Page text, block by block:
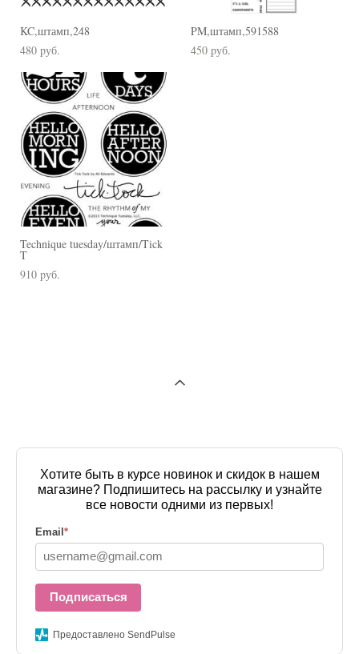
KC,штамп,248
480 pуб.
PM,штамп,591588
450 pуб.
Technique tuesday/штамп/Tick
T
910 pуб.
Хотите быть в курсе новинок и скидок в нашем
магазине? Подпишитесь на рассылку и узнайте
все новости одними из первых!
Email*
Подписаться
Предоставлено SendPulse